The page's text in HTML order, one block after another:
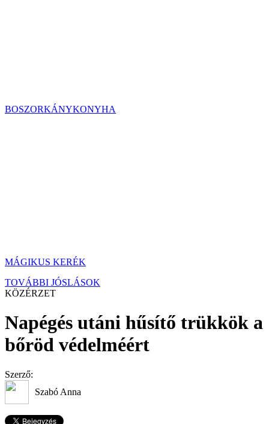
BOSZORKÁNYKONYHA
MÁGIKUS KERÉK
TOVÁBBI JÓSLÁSOK
KÖZÉRZET
Napégés utáni hűsítő trükkök a
bőröd védelméért
Szerző:
Szabó Anna